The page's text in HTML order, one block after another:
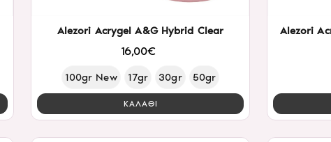
Alezori Acrygel A&G Hybrid Clear
16,00€
100gr New 17gr 30gr 50gr
ΚΑΛΑΘΙ
Alezori